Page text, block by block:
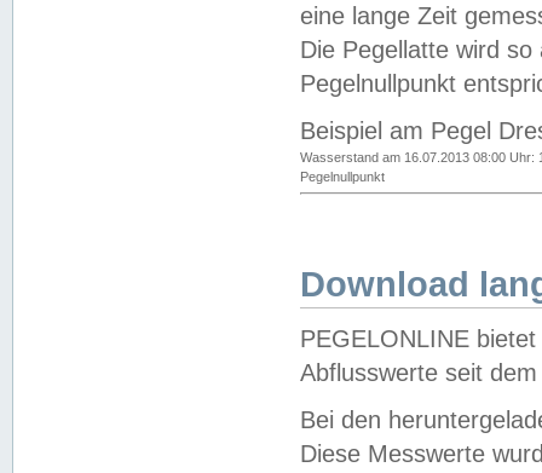
eine lange Zeit
Die Pegellatte wird
Pegelnullpunkt
Beispiel am Pegel
Wasserstand am 16.07.2013 08:00 Uhr:
Pegelnullpunkt
Download
PEGELONLINE
Abflusswerte seit
Bei den
Diese Messwerte